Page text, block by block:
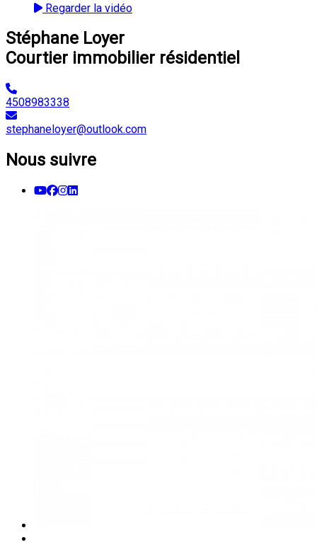
Regarder la vidéo
Stéphane Loyer
Courtier immobilier résidentiel
4508983338
stephaneloyer@outlook.com
Nous suivre